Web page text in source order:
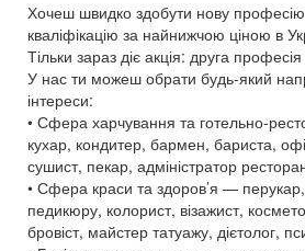
Хочеш швидко здобути нову
кваліфікацію за найнижчою ціною в
Тільки зараз діє акція: друга
У нас ти можеш обрати будь-який
інтереси:
• Сфера харчування та готельно-
кухар, кондитер, бармен, бариста,
сушист, пекар, адміністратор
• Сфера краси та здоров’я —
педикюру, колорист, візажист,
бровіст, майстер татуажу, дієтолог,